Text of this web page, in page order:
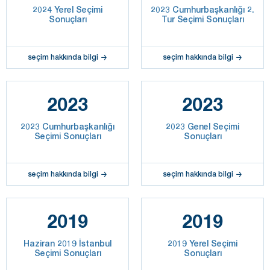
2024 Yerel Seçimi
Sonuçları
seçim hakkında bilgi
2023 Cumhurbaşkanlığı 2.
Tur Seçimi Sonuçları
seçim hakkında bilgi
2023
2023 Cumhurbaşkanlığı
Seçimi Sonuçları
seçim hakkında bilgi
2023
2023 Genel Seçimi
Sonuçları
seçim hakkında bilgi
2019
Haziran 2019 İstanbul
Seçimi Sonuçları
2019
2019 Yerel Seçimi
Sonuçları